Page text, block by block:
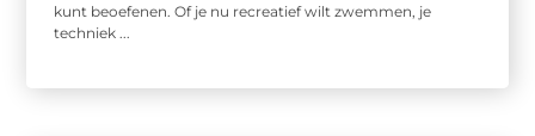
kunt beoefenen. Of je nu recreatief wilt zwemmen, je
techniek ...